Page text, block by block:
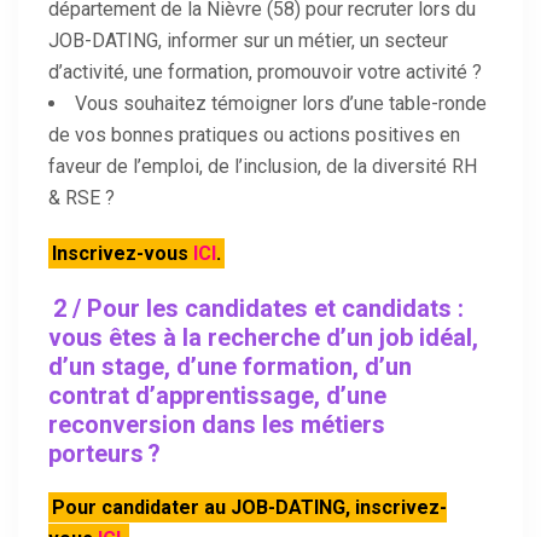
département de la Nièvre (58) pour recruter lors du
JOB-DATING, informer sur un métier, un secteur
d’activité, une formation, promouvoir votre activité ?
Vous souhaitez témoigner lors d’une table-ronde
de vos bonnes pratiques ou actions positives en
faveur de l’emploi, de l’inclusion, de la diversité RH
& RSE ?
Inscrivez-vous ICI.
2 / Pour les candidates et candidats :
vous êtes à la recherche d’un job idéal,
d’un stage, d’une formation, d’un
contrat d’apprentissage, d’une
reconversion dans les métiers
porteurs ?
Pour candidater au JOB-DATING, inscrivez-